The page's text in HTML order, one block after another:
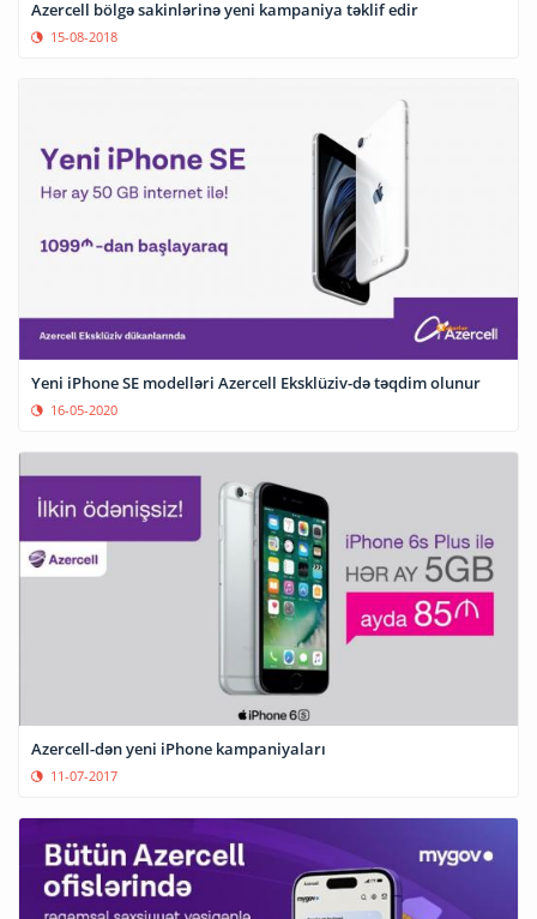
Azercell bölgə sakinlərinə yeni kampaniya təklif edir
15-08-2018
Yeni iPhone SE modelləri Azercell Eksklüziv-də təqdim olunur
16-05-2020
Azercell-dən yeni iPhone kampaniyaları
11-07-2017